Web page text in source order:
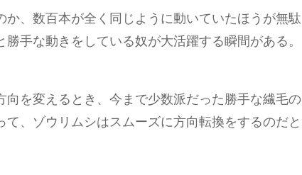
、数百本が全く同じように動いていたほうが無駄
手な動きをしている奴が大活躍する瞬間がある。
を変えるとき、今まで少数派だった勝手な繊毛の
、ゾウリムシはスムーズに方向転換をするのだと